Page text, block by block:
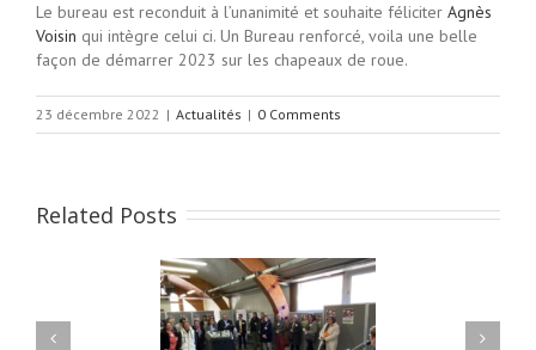
Le bureau est reconduit à l’unanimité et souhaite féliciter Agnès
Voisin qui intègre celui ci. Un Bureau renforcé, voila une belle
façon de démarrer 2023 sur les chapeaux de roue.
23 décembre 2022 | Actualités | 0 Comments
Related Posts